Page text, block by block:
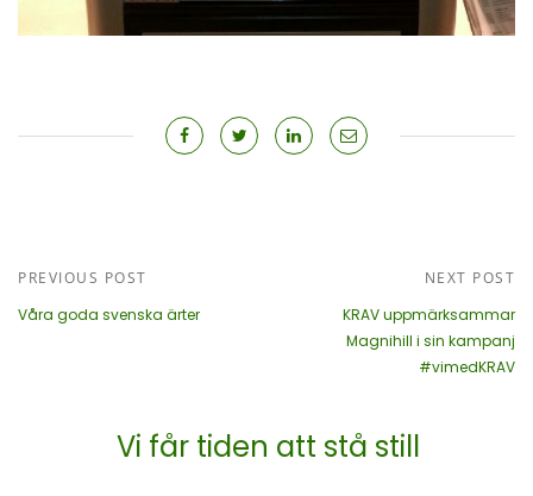
PREVIOUS POST
Våra goda svenska ärter
NEXT POST
KRAV uppmärksammar
Magnihill i sin kampanj
#vimedKRAV
Vi får tiden att stå still